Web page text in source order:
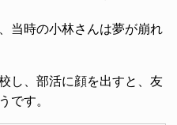
当時の小林さんは夢が崩れ
し、部活に顔を出すと、友
です。